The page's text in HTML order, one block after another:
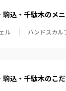
駒込・千駄木のメ
ル ハンドスカル
駒込・千駄木のこ